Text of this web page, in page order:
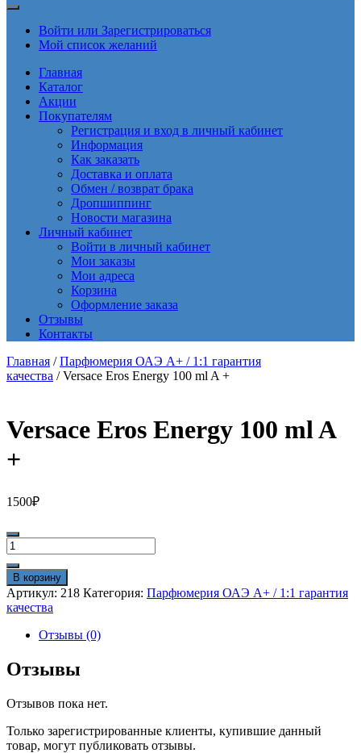
Войти или Зарегистрироваться
Мой список желаний
Главная
Каталог
Акции
Покупателям
Регистрация и вход в личный кабинет
Информация
Как заказать
Доставка и оплата
Обмен / возврат брака
Дропшиппинг
Новости магазина
Личный кабинет
Войти в личный кабинет
Мои заказы
Мои адреса
Корзина
Оформление заказа
Отзывы
Контакты
Главная /Парфюмерия ОАЭ A+ / 1:1 гарантия
качества / Versace Eros Energy 100 ml A +
Versace Eros Energy 100 ml A
+
1500₽
Количество
товара
Versace
Eros
Energy
100
+
В корзину
Артикул: 218 Категория: Парфюмерия ОАЭ A+ / 1:1 гарантия
качества
Отзывы (0)
Отзывы
Отзывов пока нет.
Только зарегистрированные клиенты, купившие данный
товар, могут публиковать отзывы.